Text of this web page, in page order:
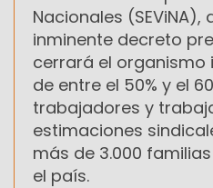
Nacionales
inminente decreto
cerrará el
de entre el 50% y el
trabajadores y
estimaciones
más de 3.000
el país.